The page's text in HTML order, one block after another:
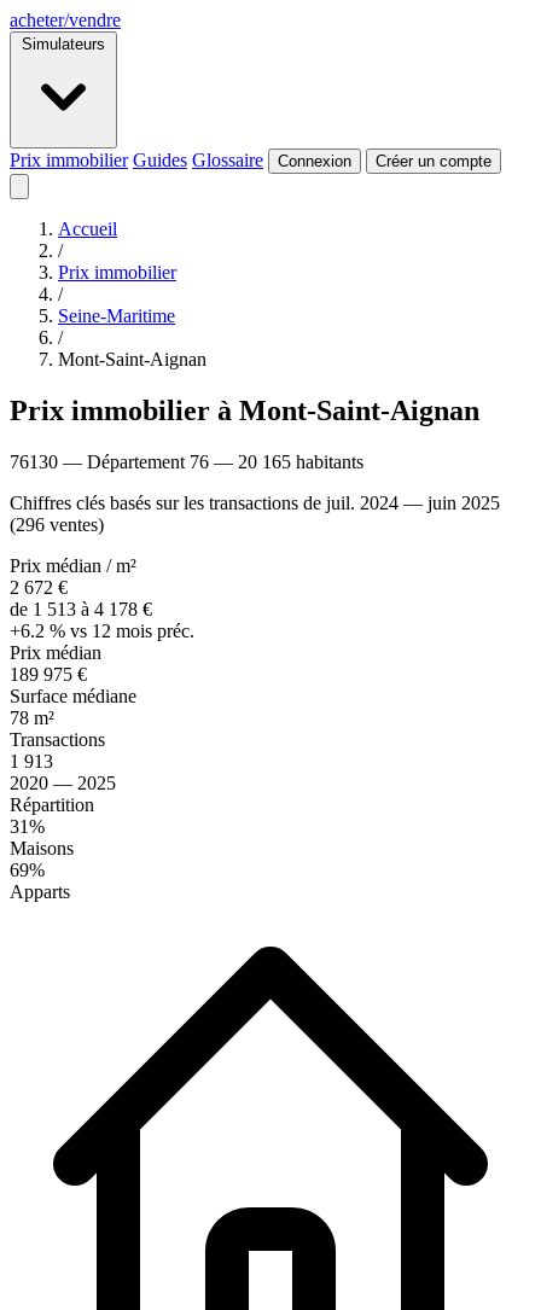
acheter/vendre
Simulateurs
Prix immobilier Guides Glossaire Connexion Créer un compte
Accueil
/
Prix immobilier
/
Seine-Maritime
/
Mont-Saint-Aignan
Prix immobilier à Mont-Saint-Aignan
76130 — Département 76 — 20 165 habitants
Chiffres clés basés sur les transactions de juil. 2024 — juin 2025
(296 ventes)
Prix médian / m²
2 672 €
de 1 513 à 4 178 €
+6.2 % vs 12 mois préc.
Prix médian
189 975 €
Surface médiane
78 m²
Transactions
1 913
2020 — 2025
Répartition
31%
Maisons
69%
Apparts